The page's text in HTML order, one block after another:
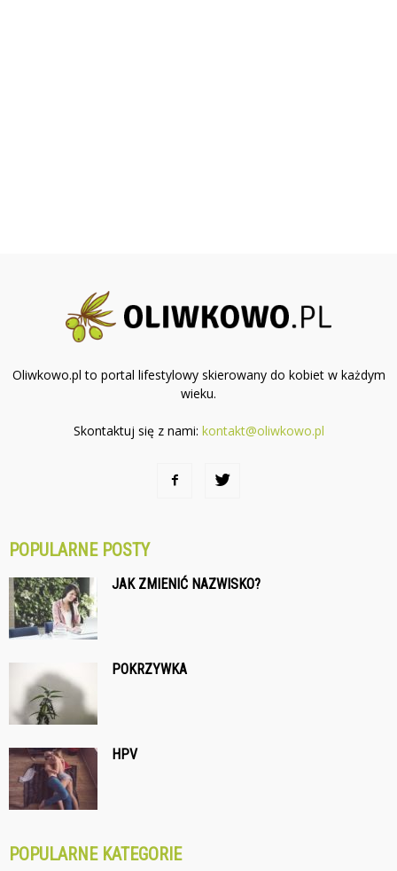
Oliwkowo.pl to portal lifestylowy skierowany do kobiet w każdym
wieku.
Skontaktuj się z nami: kontakt@oliwkowo.pl
POPULARNE POSTY
JAK ZMIENIĆ NAZWISKO?
POKRZYWKA
HPV
POPULARNE KATEGORIE